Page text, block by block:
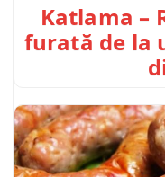
Katlama –
furată de la